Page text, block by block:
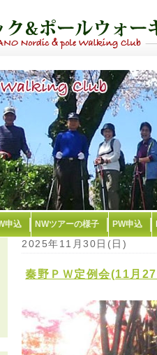
申込 NWツアーの様子 PW申込
2025年11月30日(日)
秦野ＰＷ定例会(11月